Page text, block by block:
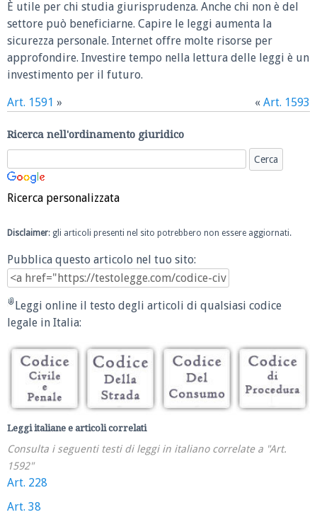
È utile per chi studia giurisprudenza. Anche chi non è del
settore può beneficiarne. Capire le leggi aumenta la
sicurezza personale. Internet offre molte risorse per
approfondire. Investire tempo nella lettura delle leggi è un
investimento per il futuro.
Art. 1591 » « Art. 1593
Ricerca nell'ordinamento giuridico
Ricerca personalizzata
Disclaimer: gli articoli presenti nel sito potrebbero non essere aggiornati.
Pubblica questo articolo nel tuo sito:
Leggi online il testo degli articoli di qualsiasi codice
legale in Italia:
Leggi italiane e articoli correlati
Consulta i seguenti testi di leggi in italiano correlate a "Art.
1592"
Art. 228
Art. 38